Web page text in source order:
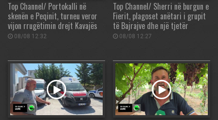
Top Channel/ Portokalli në
skenën e Peqinit, turneu veror
vijon rrugëtimin drejt Kavajës
08/08 12:32
Top Channel/ Sherri në burgun e
Fierit, plagoset anëtari i grupit
të Bajrajve dhe një tjetër
08/08 12:27